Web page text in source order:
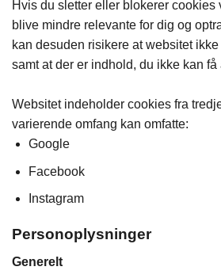
Hvis du sletter eller blokerer cookies
blive mindre relevante for dig og
kan desuden risikere at websitet
samt at der er indhold, du ikke kan få
Websitet indeholder cookies fra
varierende omfang kan omfatte:
Google
Facebook
Instagram
Personoplysninger
Generelt